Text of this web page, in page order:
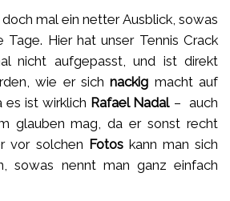
mal ein netter Ausblick, sowas
Tage. Hier hat unser Tennis Crack
nicht aufgepasst, und ist direkt
wie er sichnackig macht auf
es ist wirklich Rafael Nadal– auch
glauben mag, da er sonst recht
vor solchen Fotoskann man sich
sowas nennt man ganz einfach